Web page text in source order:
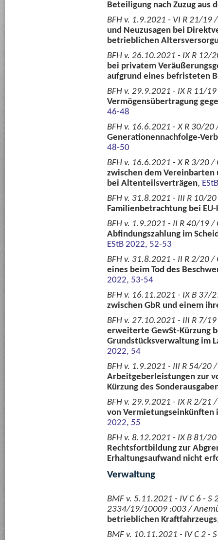
Beteiligung nach Zuzug aus
BFH v. 1.9.2021 - VI R 21/19
und Neuzusagen bei
betrieblichen
BFH v. 26.10.2021 - IX R 12/
bei privatem
aufgrund eines befristeten
BFH v. 29.9.2021 - IX R 11/
Vermögensübertragung
46-48
BFH v. 16.6.2021 - X R 30/
Generationennachfolge-
48-50
BFH v. 16.6.2021 - X R 3/20
zwischen dem
bei Altenteilsverträgen,
BFH v. 31.8.2021 - III R 10/
Familienbetrachtung bei
BFH v. 1.9.2021 - II R 40/19
Abfindungszahlung im
EStB 2022, 52-53
BFH v. 31.8.2021 - II R 2/20
eines beim Tod des
2022, 53-54
BFH v. 16.11.2021 - IX B 37/
zwischen GbR und einem
BFH v. 27.10.2021 - III R 7/
erweiterte GewSt-Kürzung
Grundstücksverwaltung im
2022, 54
BFH v. 1.9.2021 - III R 54/20
Arbeitgeberleistungen zur
Kürzung des
BFH v. 29.9.2021 - IX R 2/21
von Vermietungseinkünften
2022, 55
BFH v. 8.12.2021 - IX B 81/
Rechtsfortbildung zur
Erhaltungsaufwand nicht
Verwaltung
BMF v. 5.11.2021 - IV C 6 -
2334/19/10009 :003 /
betrieblichen Kraftfahrzeugs
BMF v. 10.11.2021 - IV C 2 -